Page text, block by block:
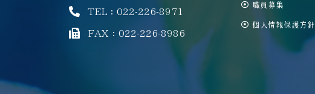
TEL：022-226-8971
FAX：022-226-8986
職員募集
個人情報保護方針